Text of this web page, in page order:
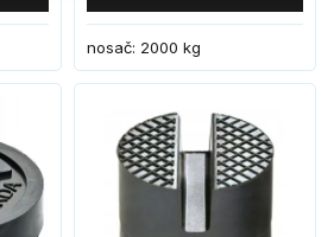
nosač: 2000 kg